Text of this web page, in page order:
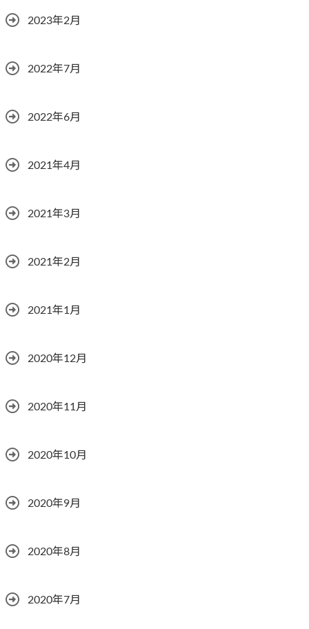
2023年2月
2022年7月
2022年6月
2021年4月
2021年3月
2021年2月
2021年1月
2020年12月
2020年11月
2020年10月
2020年9月
2020年8月
2020年7月